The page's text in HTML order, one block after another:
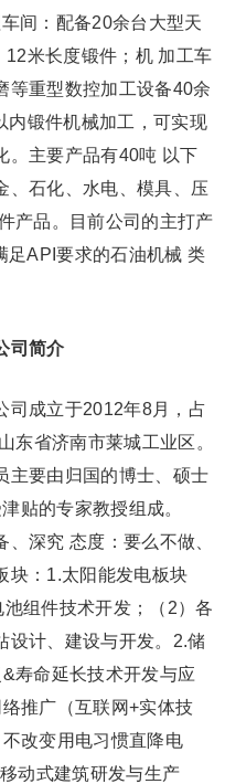
间：配备20余台大型天
米长度锻件；机 加工车
等重型数控加工设备40余
内锻件机械加工，可实现
。主要产品有40吨 以下
、石化、水电、模具、压
产品。目前公司的主打产
足API要求的石油机械 类
司简介
成立于2012年8月，占
东省济南市莱城工业区。
主要由归国的博士、硕士
贴的专家教授组成。
深究 态度：要么不做、
块：1.太阳能发电板块
池组件技术开发；（2）各
设计、建设与开发。2.储
寿命延长技术开发与应
推广（互联网+实体技
改变用电习惯直降电
动式建筑研发与生产